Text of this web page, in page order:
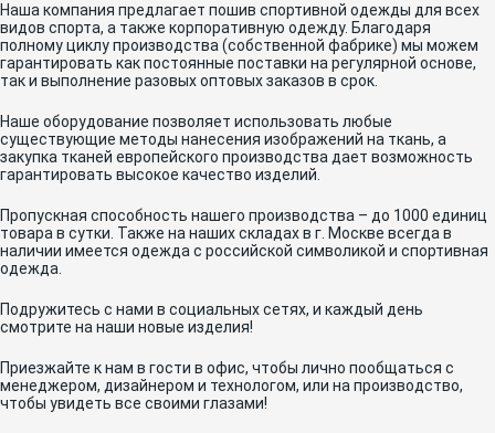
Наша компания предлагает пошив спортивной одежды для всех
видов спорта, а также корпоративную одежду. Благодаря
полному циклу производства (собственной фабрике) мы можем
гарантировать как постоянные поставки на регулярной основе,
так и выполнение разовых оптовых заказов в срок.
Наше оборудование позволяет использовать любые
существующие методы нанесения изображений на ткань, а
закупка тканей европейского производства дает возможность
гарантировать высокое качество изделий.
Пропускная способность нашего производства – до 1000 единиц
товара в сутки. Также на наших складах в г. Москве всегда в
наличии имеется одежда с российской символикой и спортивная
одежда.
Подружитесь с нами в социальных сетях, и каждый день
смотрите на наши новые изделия!
Приезжайте к нам в гости в офис, чтобы лично пообщаться с
менеджером, дизайнером и технологом, или на производство,
чтобы увидеть все своими глазами!